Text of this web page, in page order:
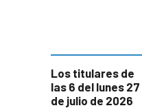
Los titulares de
las 6 del lunes 27
de julio de 2026